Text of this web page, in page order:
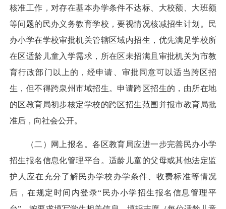
核准工作，对存在基本办学条件不达标、大校额、大班额
等问题的民办义务教育学校，要视情况核减招生计划。民
办小学在学校审批机关管辖区域内招生，优先满足学校所
在区适龄儿童入学需求，所在区未招满且审批机关为市教
育行政部门以上的，经申请、审批同意可以适当跨区招
生，但不得跨泉州市域招生。申请跨区招生的，由所在地
的区教育局初步核定学校的跨区招生范围并报市教育局批
准后，向社会公开。
（二）网上报名。各区教育局应进一步完善民办小学
招生报名信息化管理平台。适龄儿童的父母或其他法定监
护人应在充分了解民办学校办学条件、收费标准等情况
后，在规定时间内登录“民办小学招生报名信息管理平